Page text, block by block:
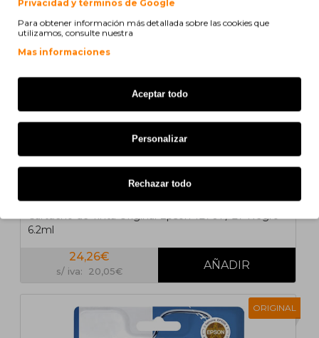
Cartucho de Tinta Original Epson T2701 / 27 Negro
6.2ml
24,26€
s/ iva: 20,05€
ORIGINAL
Privacidad y términos de Google
Para obtener información más detallada sobre las cookies que
utilizamos, consulte nuestra
Mas informaciones
Aceptar todo
Personalizar
Rechazar todo